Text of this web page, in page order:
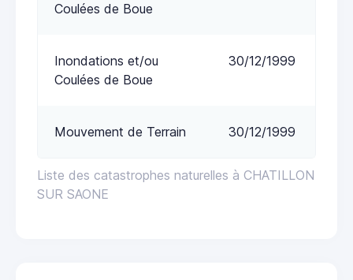
Liste des catastrophes naturelles à CHATILLON
SUR SAONE
Coulées de Boue
Inondations et/ou
Coulées de Boue
30/12/1999
Mouvement de Terrain 30/12/1999